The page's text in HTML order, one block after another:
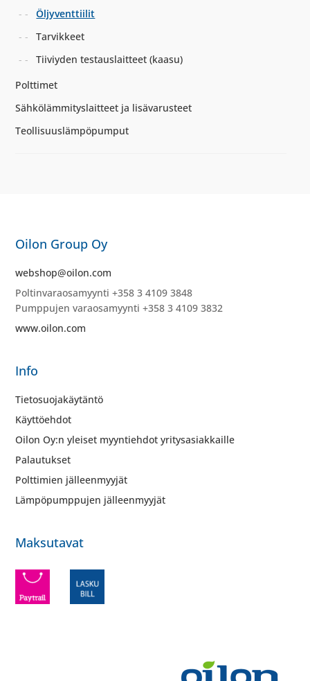
Öljyventtiilit
Tarvikkeet
Tiiviyden testauslaitteet (kaasu)
Polttimet
Sähkölämmityslaitteet ja lisävarusteet
Teollisuuslämpöpumput
Oilon Group Oy
webshop@oilon.com
Poltinvaraosamyynti +358 3 4109 3848
Pumppujen varaosamyynti +358 3 4109 3832
www.oilon.com
Info
Tietosuojakäytäntö
Käyttöehdot
Oilon Oy:n yleiset myyntiehdot yritysasiakkaille
Palautukset
Polttimien jälleenmyyjät
Lämpöpumppujen jälleenmyyjät
Maksutavat